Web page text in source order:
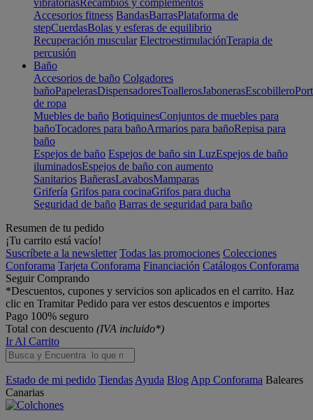
vibratoriasRecambios y complementos
Accesorios fitness BandasBarrasPlataforma de
stepCuerdasBolas y esferas de equilibrio
Recuperación muscular ElectroestimulaciónTerapia de
percusión
Baño
Accesorios de baño Colgadores
bañoPapelerasDispensadoresToallerosJabonerasEscobillero
de ropa
Muebles de baño BotiquinesConjuntos de muebles para
bañoTocadores para bañoArmarios para bañoRepisa para
baño
Espejos de baño Espejos de baño sin LuzEspejos de baño
iluminadosEspejos de baño con aumento
Sanitarios BañerasLavabosMamparas
Grifería Grifos para cocinaGrifos para ducha
Seguridad de baño Barras de seguridad para baño
Resumen de tu pedido
¡Tu carrito está vacío!
Suscríbete a la newsletter Todas las promociones Colecciones
Conforama Tarjeta Conforama Financiación Catálogos Conforama
Seguir Comprando
*Descuentos, cupones y servicios son aplicados en el carrito. Haz
clic en Tramitar Pedido para ver estos descuentos e importes
Pago 100% seguro
Total con descuento (IVA incluido*)
Ir Al Carrito
Estado de mi pedido Tiendas Ayuda Blog App Conforama Baleares
Canarias